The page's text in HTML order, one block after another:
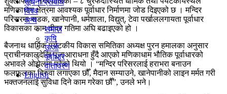
सूचना/प्रविधि
विश्व
अन्य
समाज
कृषि
ऊर्जा
पूर्वाधार
वातावरण
English
मणिकाधाम क्षेत्रमा आवश्यक पूर्वाधार निर्माणमा जोड दिइएको छ । मन्दिर
परिसरमा सडक, खानेपानी, धर्मशाला, विद्युत्, टेवा पर्खाललगायता पूर्वाधार
विकासका काम तीव्र गतिमा अघि बढाइएको हो ।
बैजनाथ धार्मिक पर्यटकीय विकास समितिका अध्यक्ष पुरन हमालका अनुसार
प्राचीनकालदेखि पूजाआराधना हुँदै आएको मणिकाधाम भौतिक पूर्वाधारको
अभावले ओझेलमा परेको थियो । “मन्दिर परिसरलाई हराभरा बनाउन
फलफूलका बिरुवा लगाएका छौँ, मैदान सम्याउने, खानेपानीको लाइन मर्मत गरी
भक्तजनलाई सुविधा दिने काम गरेका छौँ”, उनले भने।